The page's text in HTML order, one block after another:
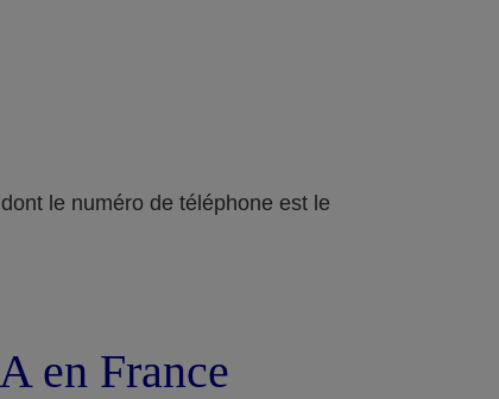
le numéro de téléphone est le
en France